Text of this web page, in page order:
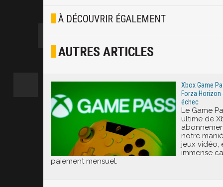
Joyeux
À DÉCOUVRIR ÉGALEMENT
AUTRES ARTICLES
Xbox Game
Forza
échec
Le Game
ultime de
notre
jeux vidéo,
immense
paiement mensuel.